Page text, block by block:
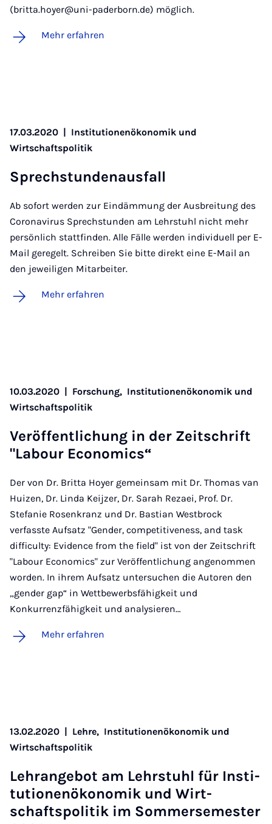
(britta.hoyer@uni-paderborn.de) möglich.
Mehr erfahren
17.03.2020 | Institutionenökonomik und
Wirtschaftspolitik
Sprech­stun­de­n­aus­fall
Ab sofort werden zur Eindämmung der Ausbreitung des
Coronavirus Sprechstunden am Lehrstuhl nicht mehr
persönlich stattfinden. Alle Fälle werden individuell per E-
Mail geregelt. Schreiben Sie bitte direkt eine E-Mail an
den jeweiligen Mitarbeiter.
Mehr erfahren
10.03.2020 | Forschung, Institutionenökonomik und
Wirtschaftspolitik
Ver­öf­fent­li­chung in der Zeit­schrift
"La­bour Eco­no­mics“
Der von Dr. Britta Hoyer gemeinsam mit Dr. Thomas van
Huizen, Dr. Linda Keijzer, Dr. Sarah Rezaei, Prof. Dr.
Stefanie Rosenkranz und Dr. Bastian Westbrock
verfasste Aufsatz "Gender, competitiveness, and task
difficulty: Evidence from the field" ist von der Zeitschrift
"Labour Economics" zur Veröffentlichung angenommen
worden. In ihrem Aufsatz untersuchen die Autoren den
„gender gap“ in Wettbewerbsfähigkeit und
Konkurrenzfähigkeit und analysieren…
Mehr erfahren
13.02.2020 | Lehre, Institutionenökonomik und
Wirtschaftspolitik
Lehr­an­ge­bot am Lehr­stuhl für In­sti­
tu­ti­o­nen­öko­no­mik und Wirt­
schafts­po­li­tik im Som­mer­se­mes­ter